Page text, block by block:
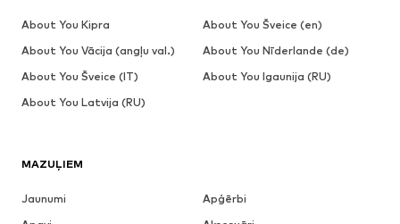
MAZUĻIEM
Jaunumi
Apģērbi
About You Kipra
About You Šveice (en)
About You Vācija (angļu val.)
About You Nīderlande (de)
About You Šveice (IT)
About You Igaunija (RU)
About You Latvija (RU)